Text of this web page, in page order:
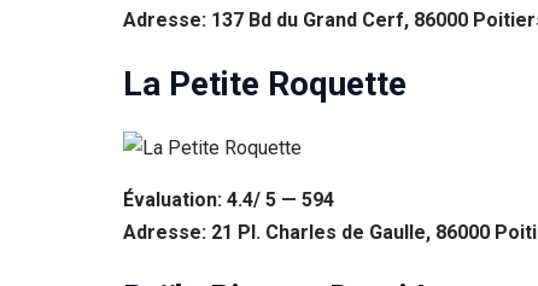
Adresse: 137 Bd du Grand Cerf, 86000
La Petite Roquette
Évaluation: 4.4/ 5 — 594
Adresse: 21 Pl. Charles de Gaulle, 86000